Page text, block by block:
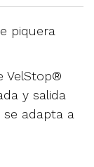
piquera
VelStop®
y salida
adapta a